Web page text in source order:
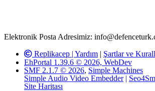
Elektronik Posta Adresimiz:
Replikacep | Yardım | Şartlar ve
EhPortal 1.39.6 © 2026, WebDev
SMF 2.1.7 © 2026, Simple Machines
Simple Audio Video Embedder |
Site Haritası